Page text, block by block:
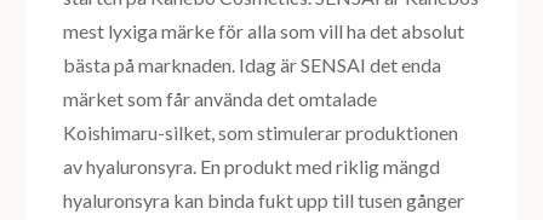
mest lyxiga märke för alla som vill ha det absolut
bästa på marknaden. Idag är SENSAI det enda
märket som får använda det omtalade
Koishimaru-silket, som stimulerar produktionen
av hyaluronsyra. En produkt med riklig mängd
hyaluronsyra kan binda fukt upp till tusen gånger